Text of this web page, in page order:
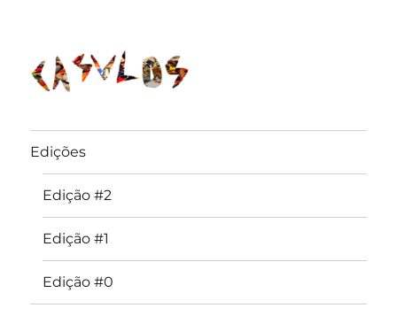
Edições
Edição #2
Edição #1
Edição #0